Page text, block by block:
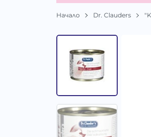
Начало Dr. Clauders